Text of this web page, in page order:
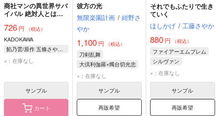
商社マンの異世界サバ
イバル 絶対人とはつ
726 円 （税込）
KADOKAWA
餡乃雲/原作 五條さやか/作画 布施龍太/キャラクター原案
×：在庫なし
サンプル
カート
彼方の光
無限楽園計画 / 紺野さ
やか
1,100 円 （税込）
刀剣乱舞
大倶利伽羅×燭台切光忠
大倶利伽羅
燭台切光忠
×：在庫なし
サンプル
再販希望
それでもふたりで生き
ていく
ほしかげ / 工藤さやか
880円 （税込）
ファイアーエムブレム
シルヴァン
マイクラン
×：在庫なし
サンプル
再販希望